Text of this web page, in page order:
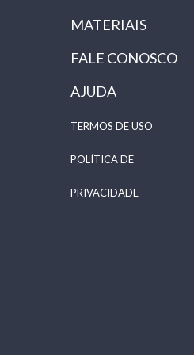
MATERIAIS
FALE CONOSCO
AJUDA
TERMOS DE USO
POLÍTICA DE
PRIVACIDADE